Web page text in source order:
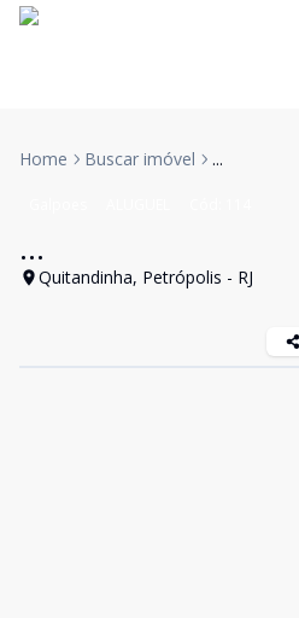
Home Buscar imóvel ...
...
Quitandinha, Petrópolis - RJ